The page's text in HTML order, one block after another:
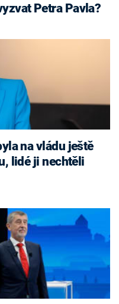
Petra Pavla?
na vládu ještě
lidé ji nechtěli